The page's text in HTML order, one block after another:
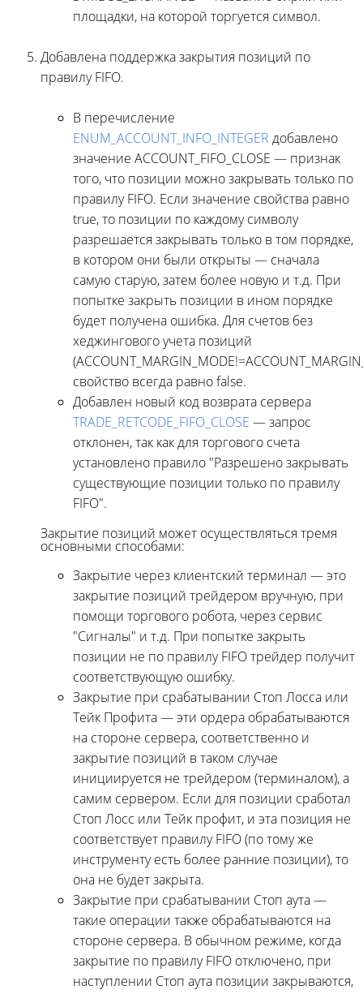
площадки, на которой торгуется символ.
Добавлена поддержка закрытия позиций по
правилу FIFO.
В перечисление
ENUM_ACCOUNT_INFO_INTEGER добавлено
значение ACCOUNT_FIFO_CLOSE — признак
того, что позиции можно закрывать только по
правилу FIFO. Если значение свойства равно
true, то позиции по каждому символу
разрешается закрывать только в том порядке,
в котором они были открыты — сначала
самую старую, затем более новую и т.д. При
попытке закрыть позиции в ином порядке
будет получена ошибка. Для счетов без
хеджингового учета позиций
свойство всегда равно false.
Добавлен новый код возврата сервера
TRADE_RETCODE_FIFO_CLOSE — запрос
отклонен, так как для торгового счета
установлено правило "Разрешено закрывать
существующие позиции только по правилу
FIFO".
Закрытие позиций может осуществляться тремя
основными способами:
Закрытие через клиентский терминал — это
закрытие позиций трейдером вручную, при
помощи торгового робота, через сервис
"Сигналы" и т.д. При попытке закрыть
позиции не по правилу FIFO трейдер получит
соответствующую ошибку.
Закрытие при срабатывании Стоп Лосса или
Тейк Профита — эти ордера обрабатываются
на стороне сервера, соответственно и
закрытие позиций в таком случае
инициируется не трейдером (терминалом), а
самим сервером. Если для позиции сработал
Стоп Лосс или Тейк профит, и эта позиция не
соответствует правилу FIFO (по тому же
инструменту есть более ранние позиции), то
она не будет закрыта.
Закрытие при срабатывании Стоп аута —
такие операции также обрабатываются на
стороне сервера. В обычном режиме, когда
закрытие по правилу FIFO отключено, при
наступлении Стоп аута позиции закрываются,